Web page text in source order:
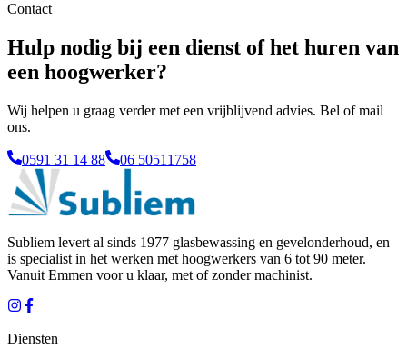
Contact
Hulp nodig bij een dienst of het huren van
een hoogwerker?
Wij helpen u graag verder met een vrijblijvend advies. Bel of mail
ons.
0591 31 14 88 06 50511758
Subliem levert al sinds 1977 glasbewassing en gevelonderhoud, en
is specialist in het werken met hoogwerkers van 6 tot 90 meter.
Vanuit Emmen voor u klaar, met of zonder machinist.
Diensten